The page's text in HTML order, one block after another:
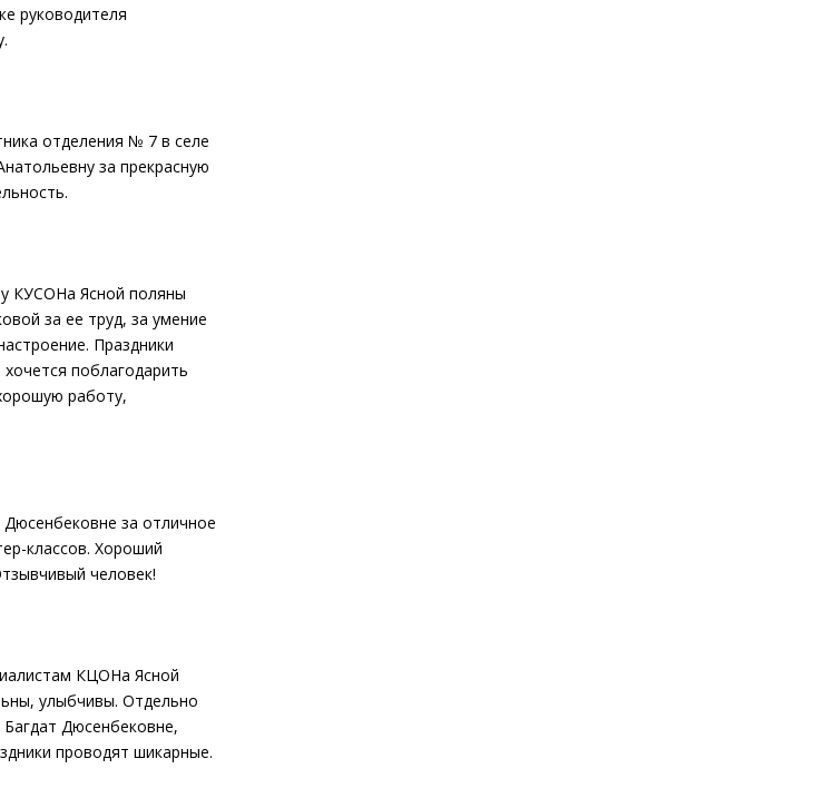
руководителя
отделения № 7 в селе
за прекрасную
КУСОНа Ясной поляны
за ее труд, за умение
Праздники
поблагодарить
работу,
за отличное
классов. Хороший
человек!
КЦОНа Ясной
улыбчивы. Отдельно
Дюсенбековне,
проводят шикарные.